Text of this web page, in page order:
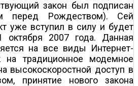
закон был подписан
перед Рождеством). Сей
уже вступил в силу и будет
октября 2007 года. Данная
на все виды Интернет-
традиционное модемное
высокоскоростной доступ в
принятие нового закона